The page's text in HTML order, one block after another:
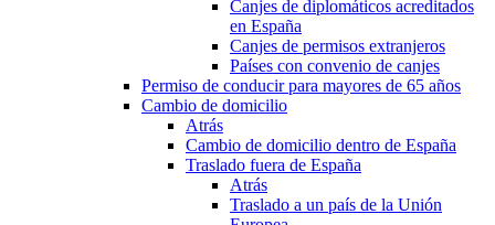
Canjes de diplomáticos acreditados
en España
Canjes de permisos extranjeros
Países con convenio de canjes
Permiso de conducir para mayores de 65 años
Cambio de domicilio
Atrás
Cambio de domicilio dentro de España
Traslado fuera de España
Atrás
Traslado a un país de la Unión